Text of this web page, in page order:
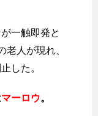
一触即発と
老人が現れ、
した。
マーロウ。